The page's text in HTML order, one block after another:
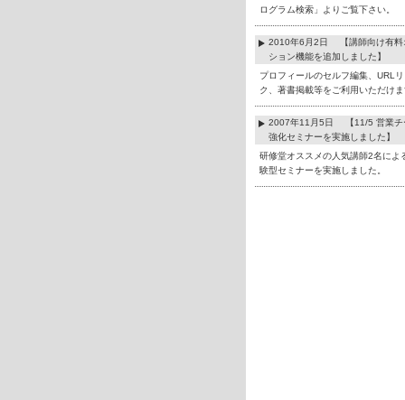
ログラム検索」よりご覧下さい。
2010年6月2日 【講師向け有料
ション機能を追加しました】
プロフィールのセルフ編集、URL
ク、著書掲載等をご利用いただけ
2007年11月5日 【11/5 営業チ
強化セミナーを実施しました】
研修堂オススメの人気講師2名によ
験型セミナーを実施しました。